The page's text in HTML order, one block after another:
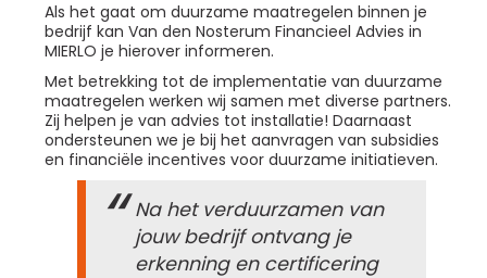
Als het gaat om duurzame maatregelen binnen je
bedrijf kan Van den Nosterum Financieel Advies in
MIERLO je hierover informeren.
Met betrekking tot de implementatie van duurzame
maatregelen werken wij samen met diverse partners.
Zij helpen je van advies tot installatie! Daarnaast
ondersteunen we je bij het aanvragen van subsidies
en financiële incentives voor duurzame initiatieven.
Na het verduurzamen van
jouw bedrijf ontvang je
erkenning en certificering